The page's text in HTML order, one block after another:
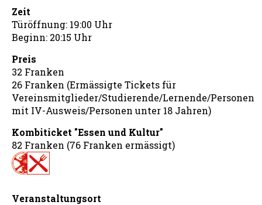
Zeit
Türöffnung: 19:00 Uhr
Beginn: 20:15 Uhr
Preis
32 Franken
26 Franken (Ermässigte Tickets für
Vereinsmitglieder/Studierende/Lernende/Personen
mit IV-Ausweis/Personen unter 18 Jahren)
Kombiticket "Essen und Kultur"
82 Franken (76 Franken ermässigt)
Veranstaltungsort